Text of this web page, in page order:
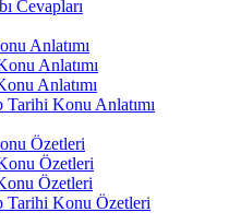
Cevapları
Anlatımı
Anlatımı
Anlatımı
Tarihi Konu Anlatımı
Özetleri
Özetleri
Özetleri
Tarihi Konu Özetleri